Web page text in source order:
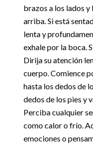
brazos a los lados y
arriba. Si está
lenta y
exhale por la boca.
Dirija su atención
cuerpo. Comience
hasta los dedos de
dedos de los pies y
Perciba cualquier
como calor o frío.
emociones o